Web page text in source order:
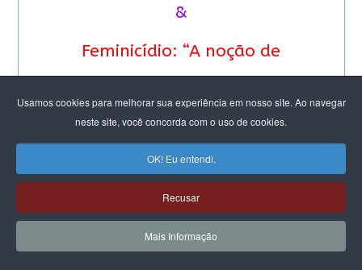
Usamos cookies para melhorar sua experiência em nosso site. Ao navegar
neste site, você concorda com o uso de cookies.
OK! Eu entendi.
Recusar
Mais Informação
&
Feminicídio: “A noção de
propriedade é profunda”.
Entrevista especial com Eva
Alterman Blay